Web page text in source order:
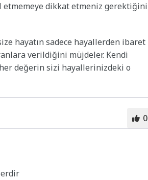
etmemeye dikkat etmeniz gerektiğini
hayatın sadece hayallerden ibaret
verildiğini müjdeler. Kendi
her değerin sizi hayallerinizdeki o
0